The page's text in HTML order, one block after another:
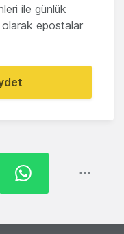
ile günlük
epostalar